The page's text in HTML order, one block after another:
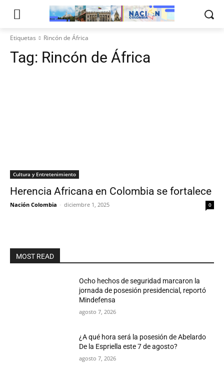
Etiquetas Rincón de África
Tag: Rincón de África
Cultura y Entretenimiento
Herencia Africana en Colombia se fortalece
Nación Colombia - diciembre 1, 2025 0
MOST READ
Ocho hechos de seguridad marcaron la
jornada de posesión presidencial, reportó
Mindefensa
agosto 7, 2026
¿A qué hora será la posesión de Abelardo
De la Espriella este 7 de agosto?
agosto 7, 2026